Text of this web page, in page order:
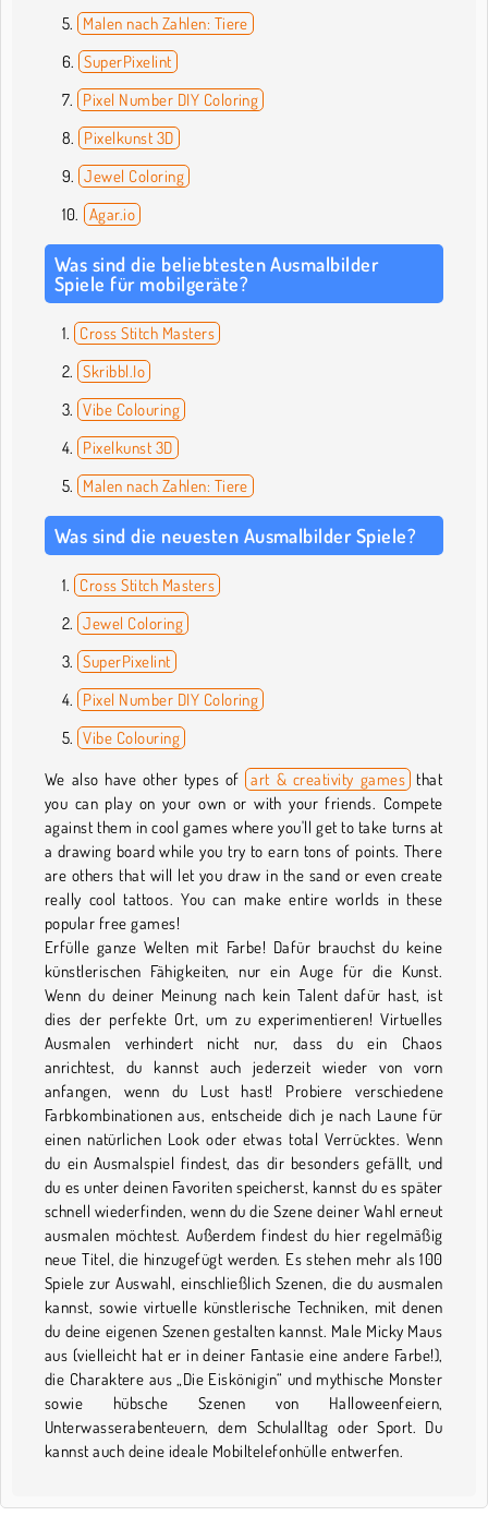
Malen nach Zahlen: Tiere
SuperPixelint
Pixel Number DIY Coloring
Pixelkunst 3D
Jewel Coloring
Agar.io
Was sind die beliebtesten Ausmalbilder
Spiele für mobilgeräte?
Cross Stitch Masters
Skribbl.Io
Vibe Colouring
Pixelkunst 3D
Malen nach Zahlen: Tiere
Was sind die neuesten Ausmalbilder Spiele?
Cross Stitch Masters
Jewel Coloring
SuperPixelint
Pixel Number DIY Coloring
Vibe Colouring
We also have other types of art & creativity games that
you can play on your own or with your friends. Compete
against them in cool games where you'll get to take turns at
a drawing board while you try to earn tons of points. There
are others that will let you draw in the sand or even create
really cool tattoos. You can make entire worlds in these
popular free games!
Erfülle ganze Welten mit Farbe! Dafür brauchst du keine
künstlerischen Fähigkeiten, nur ein Auge für die Kunst.
Wenn du deiner Meinung nach kein Talent dafür hast, ist
dies der perfekte Ort, um zu experimentieren! Virtuelles
Ausmalen verhindert nicht nur, dass du ein Chaos
anrichtest, du kannst auch jederzeit wieder von vorn
anfangen, wenn du Lust hast! Probiere verschiedene
Farbkombinationen aus, entscheide dich je nach Laune für
einen natürlichen Look oder etwas total Verrücktes. Wenn
du ein Ausmalspiel findest, das dir besonders gefällt, und
du es unter deinen Favoriten speicherst, kannst du es später
schnell wiederfinden, wenn du die Szene deiner Wahl erneut
ausmalen möchtest. Außerdem findest du hier regelmäßig
neue Titel, die hinzugefügt werden. Es stehen mehr als 100
Spiele zur Auswahl, einschließlich Szenen, die du ausmalen
kannst, sowie virtuelle künstlerische Techniken, mit denen
du deine eigenen Szenen gestalten kannst. Male Micky Maus
aus (vielleicht hat er in deiner Fantasie eine andere Farbe!),
die Charaktere aus „Die Eiskönigin“ und mythische Monster
sowie hübsche Szenen von Halloweenfeiern,
Unterwasserabenteuern, dem Schulalltag oder Sport. Du
kannst auch deine ideale Mobiltelefonhülle entwerfen.